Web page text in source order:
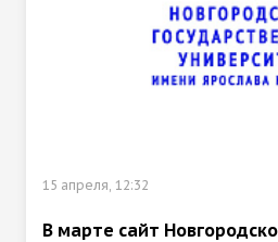
15 апреля, 12:32
В марте сайт